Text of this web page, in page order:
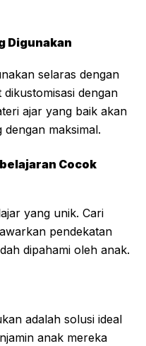
Digunakan
selaras dengan
dengan
ajar yang baik akan
maksimal.
Cocok
yang unik. Cari
pendekatan
dipahami oleh anak.
adalah solusi ideal
anak mereka